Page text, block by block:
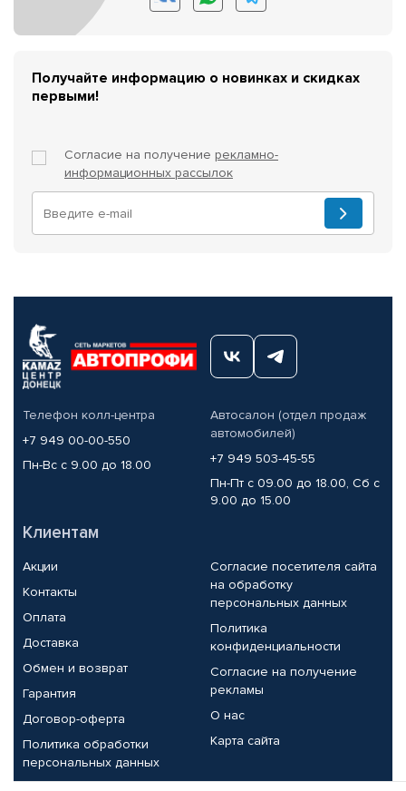
Получайте информацию о новинках и скидках
первыми!
Согласие на получение рекламно-
информационных рассылок
Телефон колл-центра
+7 949 00-00-550
Пн-Вс с 9.00 до 18.00
Автосалон (отдел продаж
автомобилей)
+7 949 503-45-55
Пн-Пт с 09.00 до 18.00, Сб с
9.00 до 15.00
Клиентам
Акции
Контакты
Оплата
Доставка
Обмен и возврат
Гарантия
Договор-оферта
Политика обработки
персональных данных
Согласие посетителя сайта
на обработку
персональных данных
Политика
конфиденциальности
Согласие на получение
рекламы
О нас
Карта сайта